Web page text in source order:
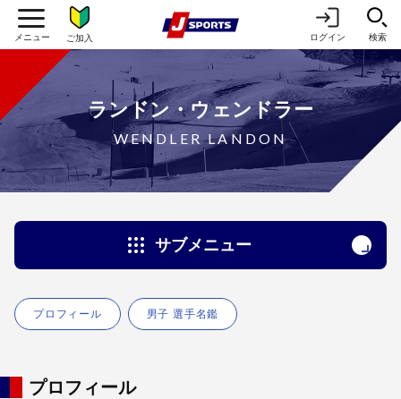
ご加入 ログイン 検索
ランドン・ウェンドラー
WENDLER LANDON
サブメニュー
プロフィール 男子 選手名鑑
プロフィール